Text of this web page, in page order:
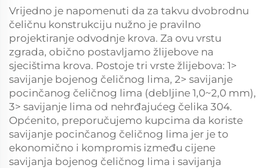
Vrijedno je napomenuti da za takvu dvobrodnu
čeličnu konstrukciju nužno je pravilno
projektiranje odvodnje krova. Za ovu vrstu
zgrada, obično postavljamo žlijebove na
sjecištima krova. Postoje tri vrste žlijebova: 1>
savijanje bojenog čeličnog lima, 2> savijanje
pocinčanog čeličnog lima (debljine 1,0~2,0 mm),
3> savijanje lima od nehrđajućeg čelika 304.
Općenito, preporučujemo kupcima da koriste
savijanje pocinčanog čeličnog lima jer je to
ekonomično i kompromis između cijene
savijanja bojenog čeličnog lima i savijanja